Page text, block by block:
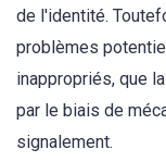
de l'identité.
problèmes
inappropriés, que
par le biais de
signalement.